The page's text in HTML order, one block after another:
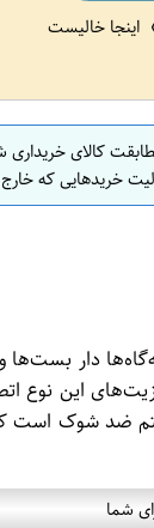
اینجا خالیست
کالای
که خارج
دهانه 57-62 میلیمتر
این نوع
ضد شوک
شما